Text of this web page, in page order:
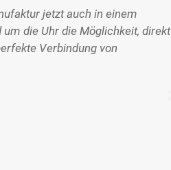
jetzt auch in einem
die Uhr die Möglichkeit, direkt
Verbindung von